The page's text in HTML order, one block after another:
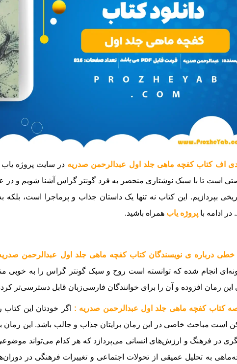
اف کتاب کفچه ماهی جلد اول عبدالرحمن صدریه در سایت پروژه
است تا با سبک نوشتاری منحصر به فرد گونتر گراس آشنا شویم و در
بپردازیم. این کتاب نه تنها یک داستان جذاب و پرماجرا است، بلکه
. در ادامه با پروژه یاب همراه باشید.
خطی درباره ی نویسندگان کتاب کفچه ماهی جلد اول عبدالرحمن
انجام شده که توانسته است روح و سبک گونتر گراس را به خوبی
این رمان افزوده و آن را برای خوانندگان فارسی‌زبان قابل دسترسی‌تر
کتاب کفچه ماهی جلد اول عبدالرحمن صدریه : اگر خودتان این کتاب
است مباحث خاصی در این رمان برایتان جذاب و جالب باشد. این رمان
در فرهنگ و ارزش‌های انسانی می‌پردازد که هر کدام می‌تواند
به تحلیل عمیقی از تحولات اجتماعی و تغییرات فرهنگی در